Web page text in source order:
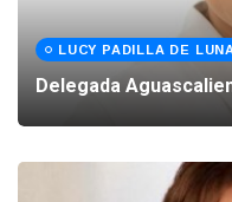
LUCY PADILLA DE
Delegada